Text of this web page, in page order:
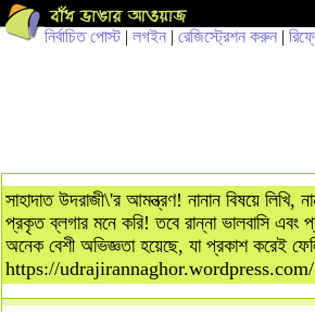
নির্বাচিত পোস্ট| লগইন | রেজিস্ট্রেশন করুন |
সাহাদাত উদরাজী\'র আমন্ত্রণ! নানান বিষয়ে
প্রকৃত ব্লগার মনে করি! তবে রান্না ভালবাসি এবং
অনেক বেশী অভিজ্ঞতা হয়েছে, যা প্রকাশ করেই
https://udrajirannaghor.wordpress.com/